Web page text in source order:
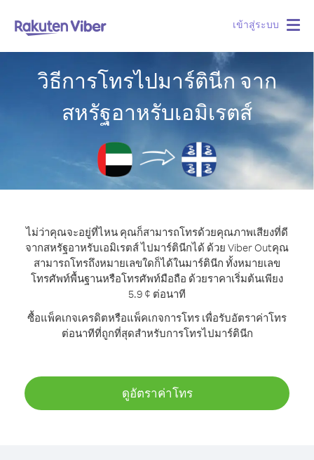
เข้าสู่ระบบ
วิธีการโทรไปมาร์ตินีก จาก
สหรัฐอาหรับเอมิเรตส์
ไม่ว่าคุณจะอยู่ที่ไหน คุณก็สามารถโทรด้วยคุณภาพเสียงที่ดี
จากสหรัฐอาหรับเอมิเรตส์ ไปมาร์ตินีกได้ ด้วย Viber Outคุณ
สามารถโทรถึงหมายเลขใดก็ได้ในมาร์ตินีก ทั้งหมายเลข
โทรศัพท์พื้นฐานหรือโทรศัพท์มือถือ ด้วยราคาเริ่มต้นเพียง
5.9 ¢ ต่อนาที
ซื้อแพ็คเกจเครดิตหรือแพ็คเกจการโทร เพื่อรับอัตราค่าโทร
ต่อนาทีที่ถูกที่สุดสำหรับการโทรไปมาร์ตินีก
ดูอัตราค่าโทร